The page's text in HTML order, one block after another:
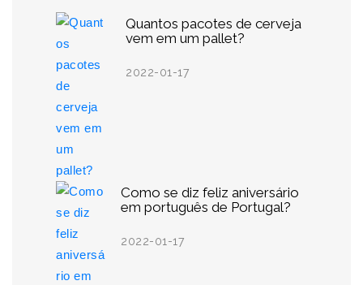
Quantos pacotes de cerveja
vem em um pallet?
2022-01-17
Como se diz feliz aniversário
em português de Portugal?
2022-01-17